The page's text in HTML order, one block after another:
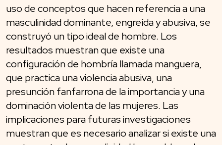
uso de conceptos que hacen referencia a una
masculinidad dominante, engreída y abusiva, se
construyó un tipo ideal de hombre. Los
resultados muestran que existe una
configuración de hombría llamada manguera,
que practica una violencia abusiva, una
presunción fanfarrona de la importancia y una
dominación violenta de las mujeres. Las
implicaciones para futuras investigaciones
muestran que es necesario analizar si existe una